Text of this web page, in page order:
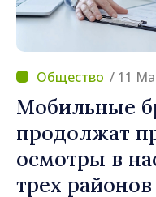
/ 11
Мобильные
продолжат
осмотры в
трех районов